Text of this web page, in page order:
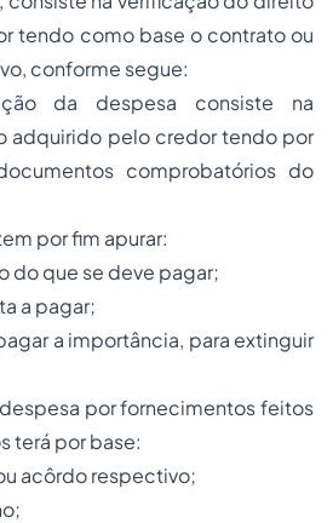
tendo como base o contrato ou
conforme segue:
da despesa consiste na
adquirido pelo credor tendo por
comprobatórios do
por fim apurar:
do que se deve pagar;
a pagar;
a importância, para extinguir
por fornecimentos feitos
terá por base:
acôrdo respectivo;